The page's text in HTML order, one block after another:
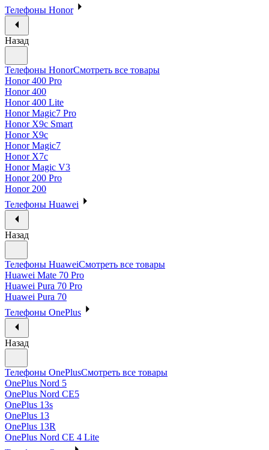
Телефоны Honor
Назад
Телефоны HonorСмотреть все товары
Honor 400 Pro
Honor 400
Honor 400 Lite
Honor Magic7 Pro
Honor X9c Smart
Honor X9c
Honor Magic7
Honor X7c
Honor Magic V3
Honor 200 Pro
Honor 200
Телефоны Huawei
Назад
Телефоны HuaweiСмотреть все товары
Huawei Mate 70 Pro
Huawei Pura 70 Pro
Huawei Pura 70
Телефоны OnePlus
Назад
Телефоны OnePlusСмотреть все товары
OnePlus Nord 5
OnePlus Nord CE5
OnePlus 13s
OnePlus 13
OnePlus 13R
OnePlus Nord CE 4 Lite